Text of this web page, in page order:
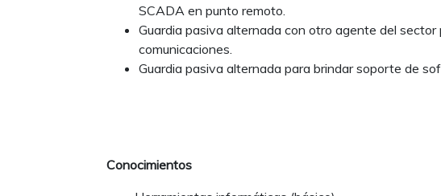
SCADA en punto remoto.
Guardia pasiva alternada con otro agente del
comunicaciones.
Guardia pasiva alternada para brindar soporte de
Conocimientos